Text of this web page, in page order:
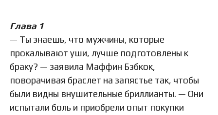
Глава 1
— Ты знаешь, что мужчины, которые
прокалывают уши, лучше подготовлены к
браку? — заявила Маффин Бэбкок,
поворачивая браслет на запястье так, чтобы
были видны внушительные бриллианты. — Они
испытали боль и приобрели опыт покупки